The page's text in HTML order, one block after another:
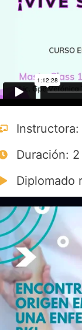
Duración:
Diplomado